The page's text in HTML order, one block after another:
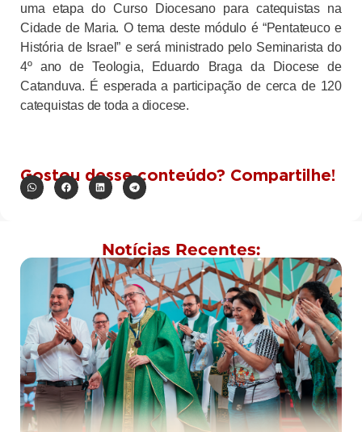
uma etapa do Curso Diocesano para catequistas na
Cidade de Maria. O tema deste módulo é “Pentateuco e
História de Israel” e será ministrado pelo Seminarista do
4º ano de Teologia, Eduardo Braga da Diocese de
Catanduva. É esperada a participação de cerca de 120
catequistas de toda a diocese.
Gostou desse conteúdo? Compartilhe!
Notícias Recentes: